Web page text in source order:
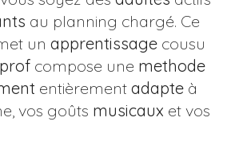
au planning chargé. Ce
un apprentissagecousu
profcompose une methode
entièrement adapteà
vos goûts musicaux et vos